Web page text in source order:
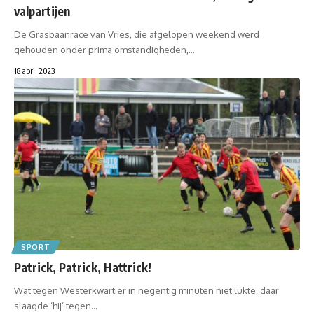
valpartijen
De Grasbaanrace van Vries, die afgelopen weekend werd
gehouden onder prima omstandigheden,…
18 april 2023
SPORT
Patrick, Patrick, Hattrick!
Wat tegen Westerkwartier in negentig minuten niet lukte, daar
slaagde ‘hij’ tegen…